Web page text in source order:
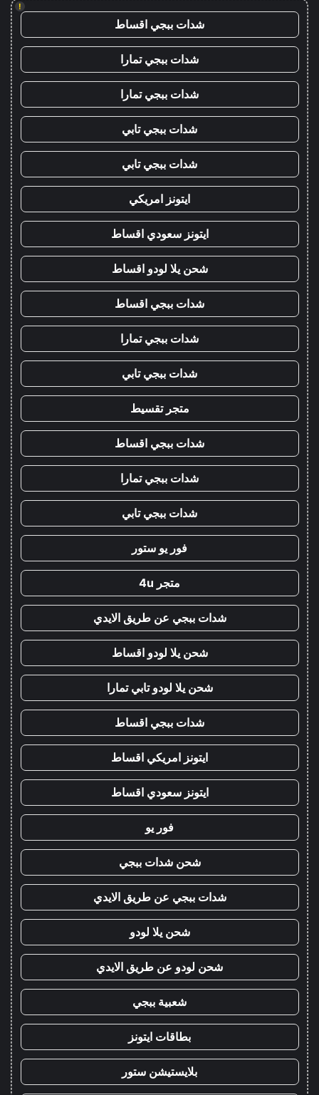
!
شدات ببجي اقساط
شدات ببجي تمارا
شدات ببجي تمارا
شدات ببجي تابي
شدات ببجي تابي
ايتونز امريكي
ايتونز سعودي اقساط
شحن يلا لودو اقساط
شدات ببجي اقساط
شدات ببجي تمارا
شدات ببجي تابي
متجر تقسيط
شدات ببجي اقساط
شدات ببجي تمارا
شدات ببجي تابي
فور يو ستور
متجر 4u
شدات ببجي عن طريق الايدي
شحن يلا لودو اقساط
شحن يلا لودو تابي تمارا
شدات ببجي اقساط
ايتونز امريكي اقساط
ايتونز سعودي اقساط
فور يو
شحن شدات ببجي
شدات ببجي عن طريق الايدي
شحن يلا لودو
شحن لودو عن طريق الايدي
شعبية ببجي
بطاقات ايتونز
بلايستيشن ستور